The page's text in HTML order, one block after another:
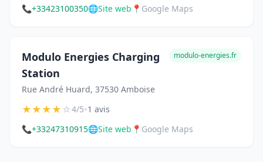
📞+33423100350🌐Site web 📍 Google Maps
Modulo Energies Charging
Station
Rue André Huard, 37530 Amboise
modulo-energies.fr
★★★★☆4/5•1 avis
📞+33247310915🌐Site web 📍 Google Maps